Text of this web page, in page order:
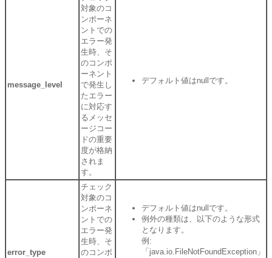
message_level
対象のコ
ンポーネ
ントでの
エラー発
生時、そ
のコンポ
ーネント
で発生し
たエラー
に対応す
るメッセ
ージコー
ドの重要
度が格納
されま
す。
デフォルト値はnullです。
error_type
チェック
対象のコ
ンポーネ
ントでの
エラー発
生時、そ
のコンポ
デフォルト値はnullです。
例外の種類は、以下のような形式
となります。
例:
「java.io.FileNotFoundException」